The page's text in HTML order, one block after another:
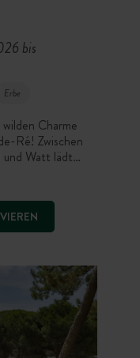
bis
Erbe
Charme
Ré! Zwischen
und Watt lädt
Stellplätzen
einen Urlaub
an der